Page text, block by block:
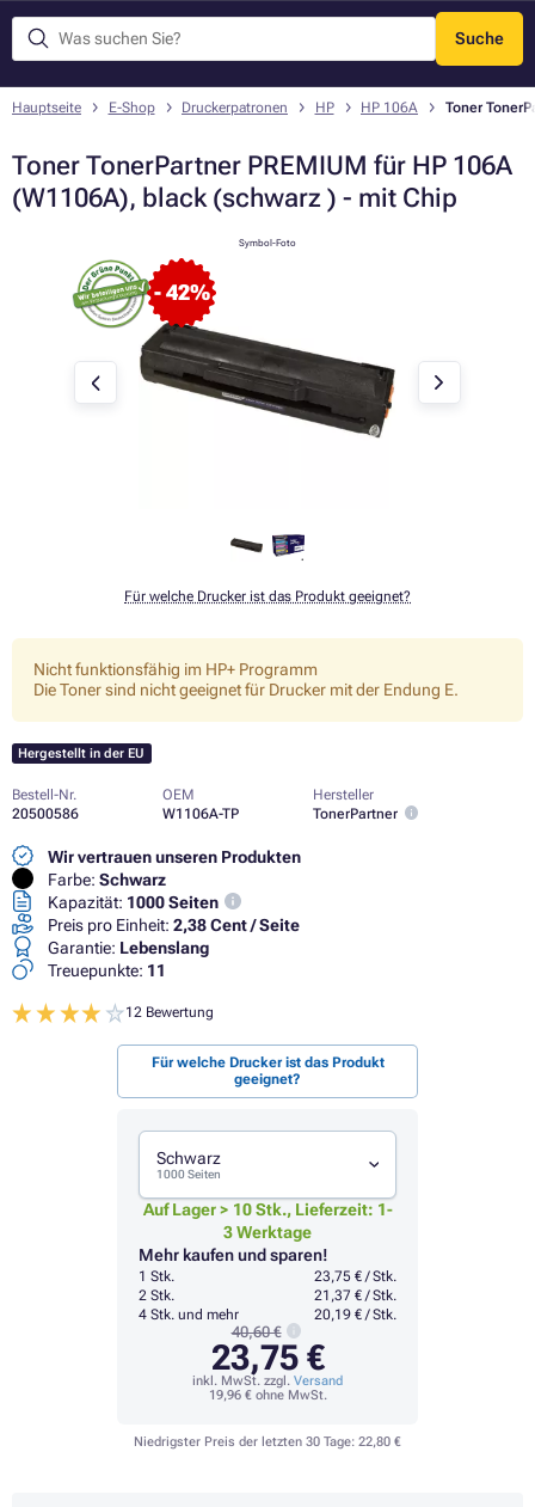
Suche
Menü
Hauptseite E-Shop Druckerpatronen HP HP 106A Toner
Toner TonerPartner PREMIUM für HP 106A
(W1106A), black (schwarz ) - mit Chip
- 42%
Symbol-Foto
Für welche Drucker ist das Produkt geeignet?
Nicht funktionsfähig im HP+ Programm
Die Toner sind nicht geeignet für Drucker mit der Endung E.
Hergestellt in der EU
Bestell-Nr.
20500586
OEM
W1106A-TP
Hersteller
TonerPartner
Wir vertrauen unseren Produkten
Farbe: Schwarz
Kapazität: 1000 Seiten
Preis pro Einheit: 2,38 Cent / Seite
Garantie: Lebenslang
Treuepunkte: 11
12 Bewertung
Für welche Drucker ist das Produkt
geeignet?
Schwarz
1000 Seiten
Auf Lager > 10 Stk., Lieferzeit: 1-
3 Werktage
Mehr kaufen und sparen!
1 Stk.
23,75 € / Stk.
2 Stk.
21,37 € / Stk.
4 Stk. und mehr
20,19 € / Stk.
40,60 €
23,75 €
inkl. MwSt. zzgl. Versand
19,96 €ohne MwSt.
Niedrigster Preis der letzten 30 Tage: 22,80 €